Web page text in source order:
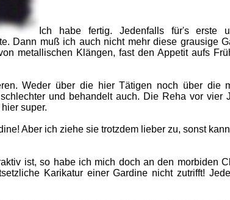
Ich habe fertig. Jedenfalls für's erste
Dann muß ich auch nicht mehr diese grausige
metallischen Klängen, fast den Appetit aufs
Weder über die hier Tätigen noch über die
und behandelt auch. Die Reha vor vier
super.
Aber ich ziehe sie trotzdem lieber zu, sonst
ist, so habe ich mich doch an den morbiden
Karikatur einer Gardine nicht zutrifft!